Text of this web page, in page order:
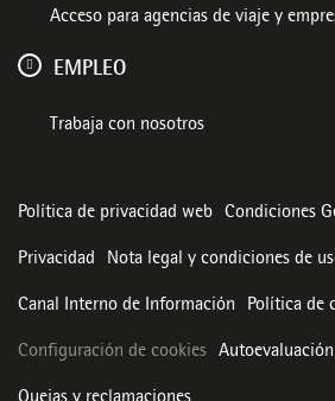
Acceso para agencias de viaje y
EMPLEO
Trabaja con nosotros
Política de privacidad web Condiciones
Privacidad Nota legal y condiciones de
Canal Interno de Información Política de
Configuración de cookies